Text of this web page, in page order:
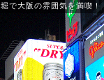
で大阪の雰囲気を満喫！